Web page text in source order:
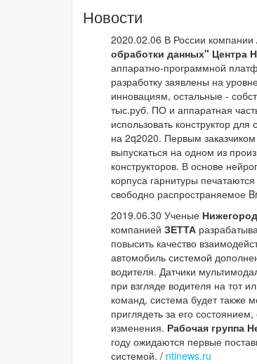
Новости
2020.02.06 В России компании
обработки данных"
аппаратно-программной
разработку заявлены на
инновациям, остальные -
тыс.руб. ПО и аппаратная
использовать конструктор
на 2q2020. Первым
выпускаться на одном из
конструкторов. В основе
корпуса гарнитуры
свободно распространяемое
2019.06.30 Ученые
компанией ЗЕТТА
повысить качество
автомобиль системой
водителя. Датчики
при взгляде водителя на тот
команд, система будет также
приглядеть за его
изменения. Рабочая группа
году ожидаются первые
системой. / ntinews.ru